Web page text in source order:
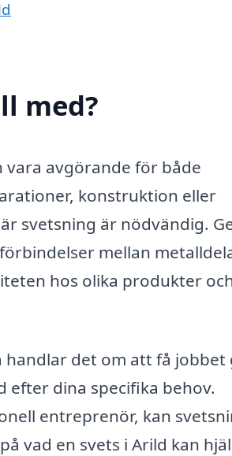
med?
vara avgörande för både
konstruktion eller
svetsning är nödvändig.
mellan
hos olika produkter
det om att få jobbet
efter dina specifika behov.
entreprenör, kan
vad en svets i Arild kan